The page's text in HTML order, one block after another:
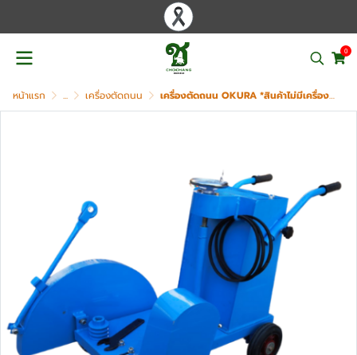
0
หน้าแรก ... เครื่องตัดถนน เครื่องตัดถนน OKURA *สินค้าไม่มีเครื่องยนต์และใบตัด รุ่น HCC-14